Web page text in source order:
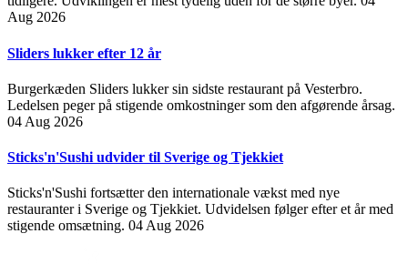
Aug 2026
Sliders lukker efter 12 år
Burgerkæden Sliders lukker sin sidste restaurant på Vesterbro.
Ledelsen peger på stigende omkostninger som den afgørende årsag.
04 Aug 2026
Sticks'n'Sushi udvider til Sverige og Tjekkiet
Sticks'n'Sushi fortsætter den internationale vækst med nye
restauranter i Sverige og Tjekkiet. Udvidelsen følger efter et år med
stigende omsætning. 04 Aug 2026